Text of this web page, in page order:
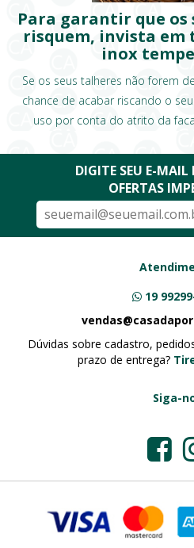
Para garantir que os
risquem, invista em
inox
Se os seus talheres não forem
chance de acabar riscando o
uso por conta do atrito da
DIGITE SEU E-MAIL
OFERTAS
19
Dúvidas sobre cadastro,
prazo de entrega?
Siga-